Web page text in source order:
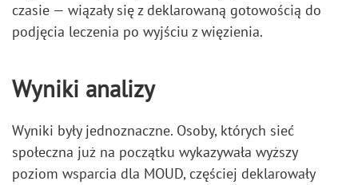
czasie — wiązały się z deklarowaną gotowością do
podjęcia leczenia po wyjściu z więzienia.
Wyniki analizy
Wyniki były jednoznaczne. Osoby, których sieć
społeczna już na początku wykazywała wyższy
poziom wsparcia dla MOUD, częściej deklarowały